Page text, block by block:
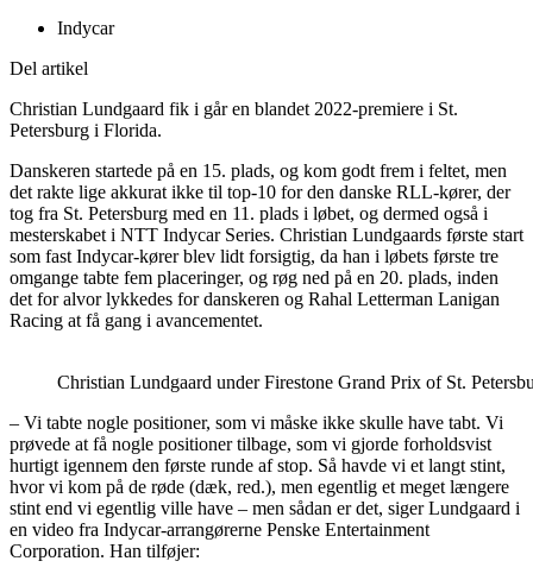
Indycar
Del artikel
Christian Lundgaard fik i går en blandet 2022-premiere i St.
Petersburg i Florida.
Danskeren startede på en 15. plads, og kom godt frem i feltet, men
det rakte lige akkurat ikke til top-10 for den danske RLL-kører, der
tog fra St. Petersburg med en 11. plads i løbet, og dermed også i
mesterskabet i NTT Indycar Series. Christian Lundgaards første start
som fast Indycar-kører blev lidt forsigtig, da han i løbets første tre
omgange tabte fem placeringer, og røg ned på en 20. plads, inden
det for alvor lykkedes for danskeren og Rahal Letterman Lanigan
Racing at få gang i avancementet.
Christian Lundgaard under Firestone Grand Prix of St.
– Vi tabte nogle positioner, som vi måske ikke skulle have tabt. Vi
prøvede at få nogle positioner tilbage, som vi gjorde forholdsvist
hurtigt igennem den første runde af stop. Så havde vi et langt stint,
hvor vi kom på de røde (dæk, red.), men egentlig et meget længere
stint end vi egentlig ville have – men sådan er det, siger Lundgaard i
en video fra Indycar-arrangørerne Penske Entertainment
Corporation. Han tilføjer: